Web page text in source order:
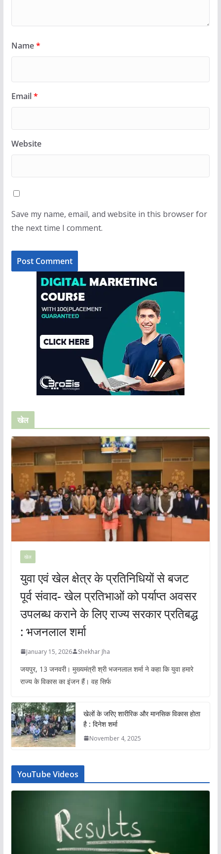
Name*
Email*
Website
Save my name, email, and website in this browser for
the next time I comment.
खेल
खेल
युवा एवं खेल क्षेत्र के प्रतिनिधियों से बजट
पूर्व संवाद- खेल प्रतिभाओं को पर्याप्त अवसर
उपलब्ध कराने के लिए राज्य सरकार प्रतिबद्ध
: भजनलाल शर्मा
January 15, 2026 Shekhar Jha
जयपुर, 13 जनवरी। मुख्यमंत्री श्री भजनलाल शर्मा ने कहा कि युवा हमारे
राज्य के विकास का इंजन हैं। वह सिर्फ
खेलों के जरिए शारीरिक और मानसिक विकास होता
है : दिनेश शर्मा
November 4, 2025
YouTube Videos